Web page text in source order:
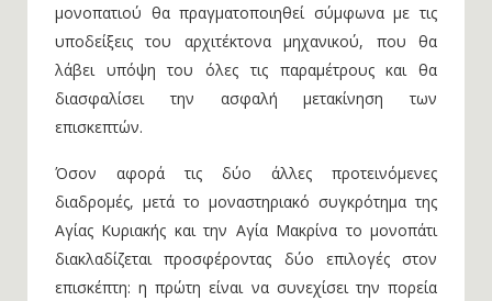
μονοπατιού θα πραγματοποιηθεί σύμφωνα με τις
υποδείξεις του αρχιτέκτονα μηχανικού, που θα
λάβει υπόψη του όλες τις παραμέτρους και θα
διασφαλίσει την ασφαλή μετακίνηση των
επισκεπτών.
Όσον αφορά τις δύο άλλες προτεινόμενες
διαδρομές, μετά το μοναστηριακό συγκρότημα της
Αγίας Κυριακής και την Αγία Μακρίνα το μονοπάτι
διακλαδίζεται προσφέροντας δύο επιλογές στον
επισκέπτη: η πρώτη είναι να συνεχίσει την πορεία